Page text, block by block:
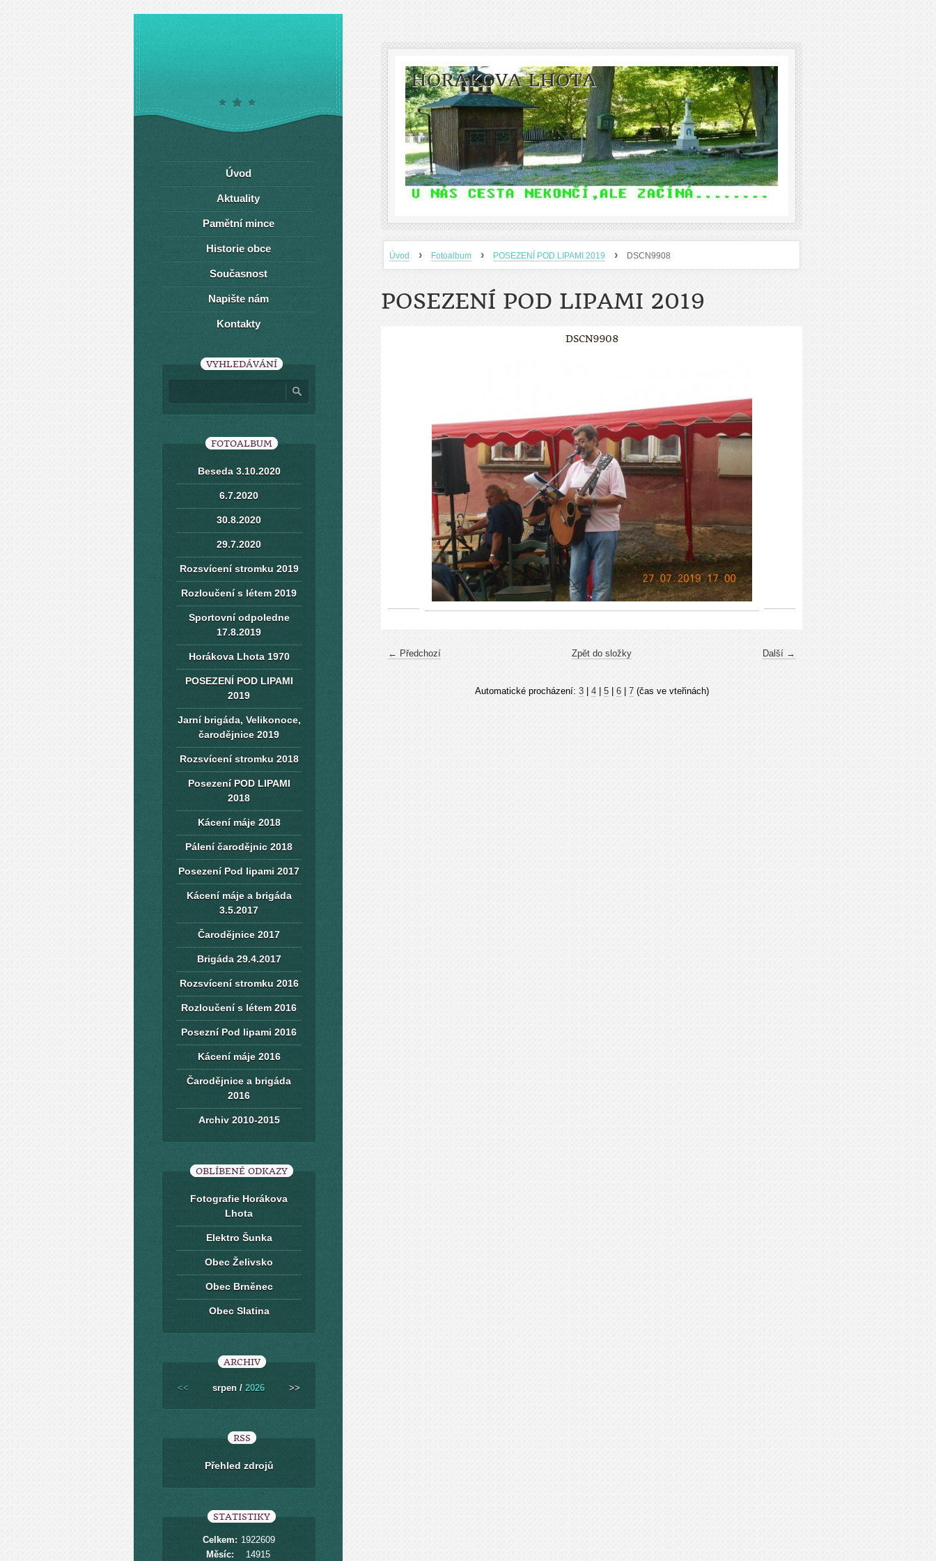
HORÁKOVA LHOTA
Úvod › Fotoalbum › POSEZENÍ POD LIPAMI 2019 › DSCN9908
POSEZENÍ POD LIPAMI 2019
DSCN9908
← Předchozí Další →
Zpět do složky
Automatické procházení: 3| 4| 5| 6| 7(čas ve vteřinách)
Úvod
Aktuality
Pamětní mince
Historie obce
Současnost
Napište nám
Kontakty
VYHLEDÁVÁNÍ
FOTOALBUM
Beseda 3.10.2020
6.7.2020
30.8.2020
29.7.2020
Rozsvícení stromku 2019
Rozloučení s létem 2019
Sportovní odpoledne
17.8.2019
Horákova Lhota 1970
POSEZENÍ POD LIPAMI
2019
Jarní brigáda, Velikonoce,
čarodějnice 2019
Rozsvícení stromku 2018
Posezení POD LIPAMI
2018
Kácení máje 2018
Pálení čarodějnic 2018
Posezení Pod lipami 2017
Kácení máje a brigáda
3.5.2017
Čarodějnice 2017
Brigáda 29.4.2017
Rozsvícení stromku 2016
Rozloučení s létem 2016
Posezní Pod lipami 2016
Kácení máje 2016
Čarodějnice a brigáda
2016
Archiv 2010-2015
OBLÍBENÉ ODKAZY
Fotografie Horákova
Lhota
Elektro Šunka
Obec Želivsko
Obec Brněnec
Obec Slatina
ARCHIV
<< srpen / 2026 >>
RSS
Přehled zdrojů
STATISTIKY
Celkem: 1922609
Měsíc:
14915